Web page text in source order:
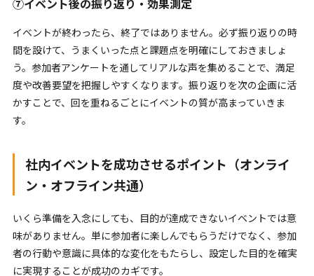
イベントが終わったら、終了ではありません。必ず振り返りの時
間を設けて、うまくいった点と課題点を明確にしておきましょ
う。参加者アンケートを通してリアルな声を集めることで、満足
度や改善要望を把握しやすくなります。振り返りを次の企画に活
かすことで、回を重ねるごとにイベントの質が高まっていきま
す。
社内イベントを成功させるポイント（オンライ
ン・オフライン共通）
いくら準備を入念にしても、目的が達成できないイベントでは意
味がありません。単に参加者に楽しんでもらうだけでなく、参加
者の行動や意識に具体的な変化をもたらし、設定した目的を確実
に実現することが成功のカギです。